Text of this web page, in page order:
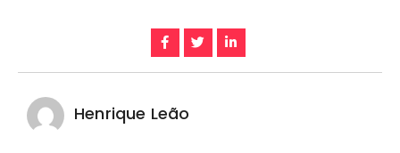
Henrique Leão